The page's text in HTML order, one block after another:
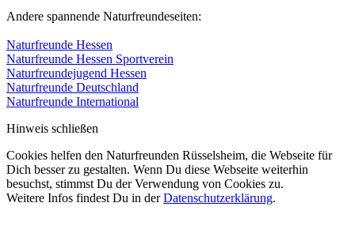
Andere spannende Naturfreundeseiten:
Naturfreunde Hessen
Naturfreunde Hessen Sportverein
Naturfreundejugend Hessen
Naturfreunde Deutschland
Naturfreunde International
Hinweis schließen
Cookies helfen den Naturfreunden Rüsselsheim, die Webseite für
Dich besser zu gestalten. Wenn Du diese Webseite weiterhin
besuchst, stimmst Du der Verwendung von Cookies zu.
Weitere Infos findest Du in derDatenschutzerklärung.